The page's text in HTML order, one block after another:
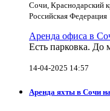
Сочи, Краснодарский
Российская Федерация
Аренда офиса в
Есть парковка. До
14-04-2025 14:57
Аренда яхты в Сочи